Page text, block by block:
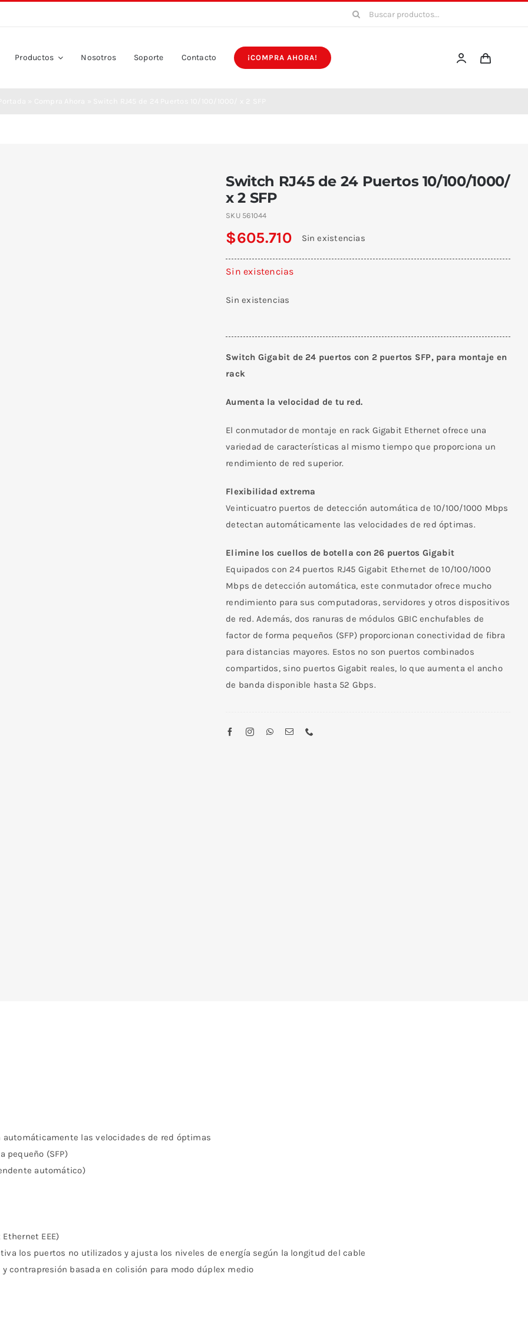
Buscar:
Productos Nosotros Soporte Contacto ¡COMPRA AHORA!
Switch RJ45 de 24 Puertos 10/100/1000/
x 2 SFP
SKU 561044
$605.710 Sin existencias
Sin existencias
Sin existencias
Switch Gigabit de 24 puertos con 2 puertos SFP, para montaje en
rack
Aumenta la velocidad de tu red.
El conmutador de montaje en rack Gigabit Ethernet ofrece una
variedad de características al mismo tiempo que proporciona un
rendimiento de red superior.
Flexibilidad extrema
Veinticuatro puertos de detección automática de 10/100/1000 Mbps
detectan automáticamente las velocidades de red óptimas.
Elimine los cuellos de botella con 26 puertos Gigabit
Equipados con 24 puertos RJ45 Gigabit Ethernet de 10/100/1000
Mbps de detección automática, este conmutador ofrece mucho
rendimiento para sus computadoras, servidores y otros dispositivos
de red. Además, dos ranuras de módulos GBIC enchufables de
factor de forma pequeños (SFP) proporcionan conectividad de fibra
para distancias mayores. Estos no son puertos combinados
compartidos, sino puertos Gigabit reales, lo que aumenta el ancho
de banda disponible hasta 52 Gbps.
las velocidades de red óptimas
pequeño (SFP)
automático)
EEE)
los puertos no utilizados y ajusta los niveles de energía según la longitud del cable
contrapresión basada en colisión para modo dúplex medio